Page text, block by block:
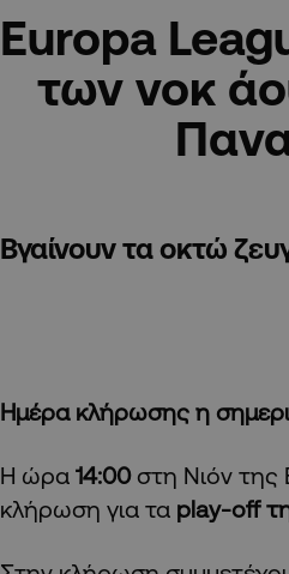
Europa
των νοκ
Βγαίνουν τα οκτώ
Ημέρα κλήρωσης η
Η ώρα 14:00στη Νιόν της
κλήρωση για τα play-off